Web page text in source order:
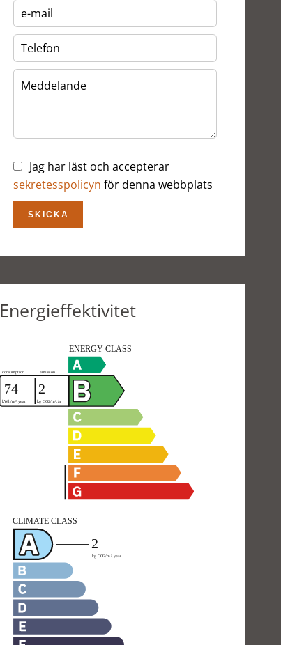
Jag har läst och accepterar
sekretesspolicyn för denna webbplats
SKICKA
Energieffektivitet